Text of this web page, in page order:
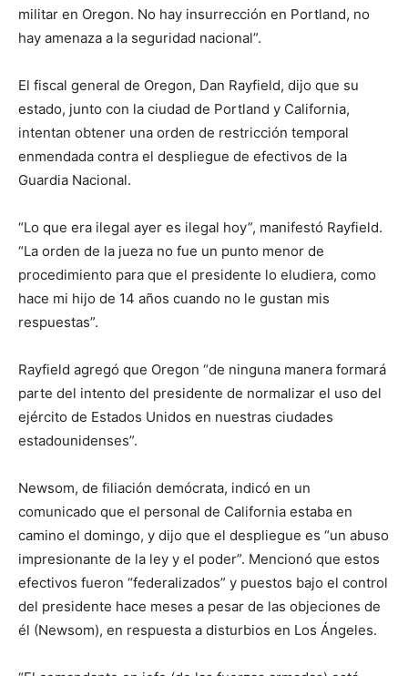
militar en Oregon. No hay insurrección en Portland, no
hay amenaza a la seguridad nacional”.
El fiscal general de Oregon, Dan Rayfield, dijo que su
estado, junto con la ciudad de Portland y California,
intentan obtener una orden de restricción temporal
enmendada contra el despliegue de efectivos de la
Guardia Nacional.
“Lo que era ilegal ayer es ilegal hoy”, manifestó Rayfield.
“La orden de la jueza no fue un punto menor de
procedimiento para que el presidente lo eludiera, como
hace mi hijo de 14 años cuando no le gustan mis
respuestas”.
Rayfield agregó que Oregon “de ninguna manera formará
parte del intento del presidente de normalizar el uso del
ejército de Estados Unidos en nuestras ciudades
estadounidenses”.
Newsom, de filiación demócrata, indicó en un
comunicado que el personal de California estaba en
camino el domingo, y dijo que el despliegue es “un abuso
impresionante de la ley y el poder”. Mencionó que estos
efectivos fueron “federalizados” y puestos bajo el control
del presidente hace meses a pesar de las objeciones de
él (Newsom), en respuesta a disturbios en Los Ángeles.